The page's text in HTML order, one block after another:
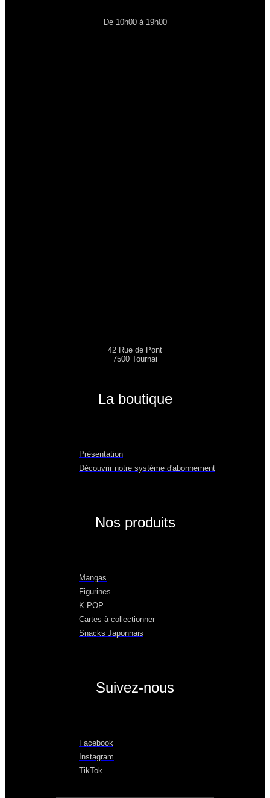
De 10h00 à 19h00
42 Rue de Pont
7500 Tournai
La boutique
Présentation
Découvrir notre système d'abonnement
Nos produits
Mangas
Figurines
K-POP
Cartes à collectionner
Snacks Japonnais
Suivez-nous
Facebook
Instagram
TikTok